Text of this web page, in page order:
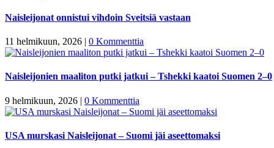
Naisleijonat onnistui vihdoin Sveitsiä vastaan
11 helmikuun, 2026 | 0 Kommenttia
Naisleijonien maaliton putki jatkui – Tshekki kaatoi Suomen 2–0
9 helmikuun, 2026 | 0 Kommenttia
USA murskasi Naisleijonat – Suomi jäi aseettomaksi